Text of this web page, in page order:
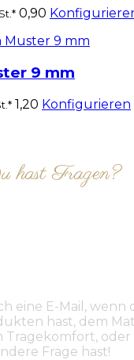
0,90
9 mm
1,20 Konfigurieren
hast Fragen?
eine E-Mail, wenn
hast, dem
Tragekomfort, oder
Frage hast!